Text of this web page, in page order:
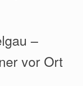
–
vor Ort